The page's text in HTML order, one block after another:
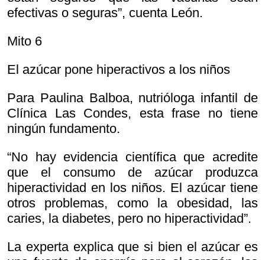
efectivas o seguras”, cuenta León.
Mito 6
El azúcar pone hiperactivos a los niños
Para Paulina Balboa, nutrióloga infantil de
Clínica Las Condes, esta frase no tiene
ningún fundamento.
“No hay evidencia científica que acredite
que el consumo de azúcar produzca
hiperactividad en los niños. El azúcar tiene
otros problemas, como la obesidad, las
caries, la diabetes, pero no hiperactividad”.
La experta explica que si bien el azúcar es